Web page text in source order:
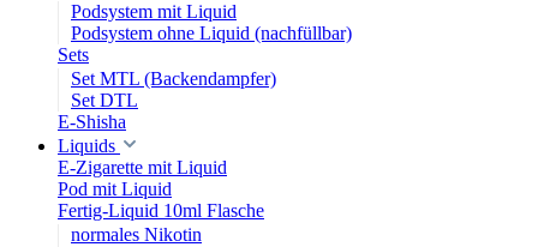
Podsystem mit Liquid
Podsystem ohne Liquid (nachfüllbar)
Sets
Set MTL (Backendampfer)
Set DTL
E-Shisha
Liquids
E-Zigarette mit Liquid
Pod mit Liquid
Fertig-Liquid 10ml Flasche
normales Nikotin